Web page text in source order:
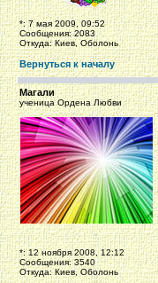
*: 7 мая 2009, 09:52
Сообщения: 2083
Откуда: Киев, Оболонь
Вернуться к началу
Магали
ученица Ордена Любви
*: 12 ноября 2008, 12:12
Сообщения: 3540
Откуда: Киев, Оболонь